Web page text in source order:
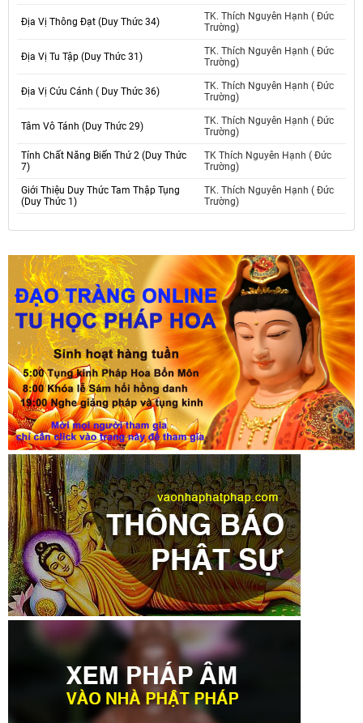
Địa Vị Thông Đạt (Duy Thức 34)
TK. Thích Nguyên Hạnh ( Đức
Trường)
Địa Vị Tu Tập (Duy Thức 31)
TK. Thích Nguyên Hạnh ( Đức
Trường)
Địa Vị Cứu Cánh ( Duy Thức 36)
TK. Thích Nguyên Hạnh ( Đức
Trường)
Tâm Vô Tánh (Duy Thức 29)
TK. Thích Nguyên Hạnh ( Đức
Trường)
Tính Chất Năng Biến Thứ 2 (Duy Thức
7)
TK Thích Nguyên Hạnh ( Đức
Trường)
Giới Thiệu Duy Thức Tam Thập Tụng
(Duy Thức 1)
TK. Thích Nguyên Hạnh ( Đức
Trường)